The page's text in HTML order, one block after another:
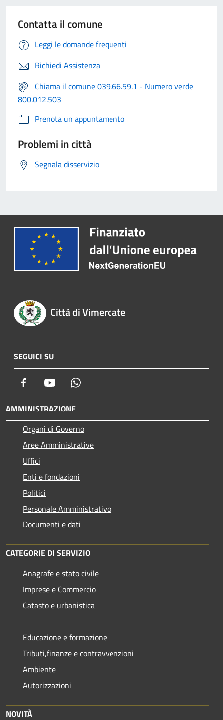
Contatta il comune
Leggi le domande frequenti
Richiedi Assistenza
Chiama il comune 039.66.59.1 - Numero verde
800.012.503
Prenota un appuntamento
Problemi in città
Segnala disservizio
Città di Vimercate
SEGUICI SU
Facebook Youtube
AMMINISTRAZIONE
Organi di Governo
Aree Amministrative
Uffici
Enti e fondazioni
Politici
Personale Amministrativo
Documenti e dati
CATEGORIE DI SERVIZIO
Anagrafe e stato civile
Imprese e Commercio
Catasto e urbanistica
Educazione e formazione
Tributi,finanze e contravvenzioni
Ambiente
Autorizzazioni
NOVITÀ